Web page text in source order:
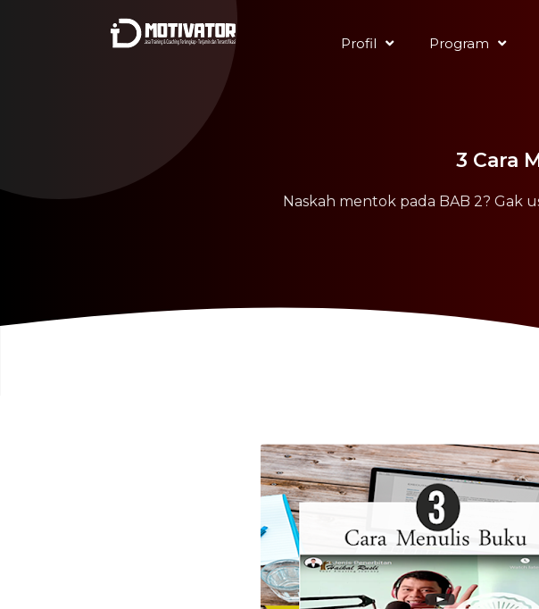
Profil Program
3 Cara
Naskah mentok pada BAB 2?